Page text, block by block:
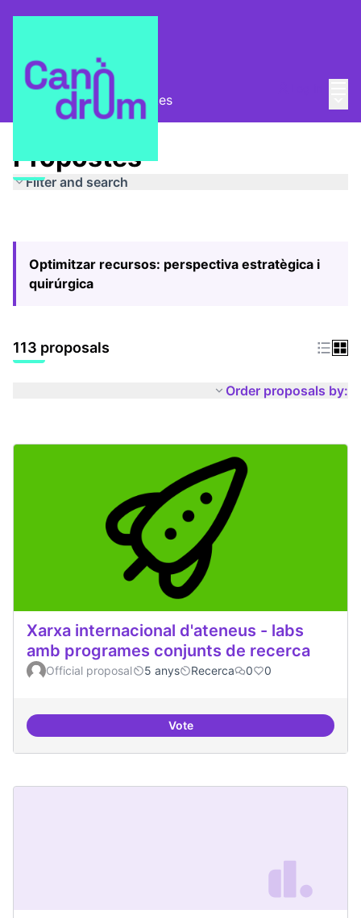
Pla Estratègic Propostes
Propostes
Filter and search
Optimitzar recursos: perspectiva estratègica i
quirúrgica
113 proposals
Order proposals by:
Xarxa internacional d'ateneus - labs
amb programes conjunts de recerca
Official proposal 5 anys Recerca 0 0
VoteXarxa internacional d'ateneus -